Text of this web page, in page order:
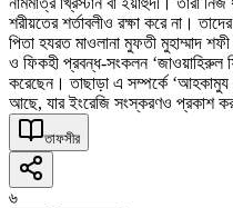
শরীয়তের শর্তাবলীও রক্ষা করে না।
পিতা হযরত মাওলানা মুফতী মুহাম্মাদ
ও ফিকহী প্রবন্ধ-সংকলন ‘জাওয়াহিরুল
করেছেন। তাছাড়া এ সম্পর্কে ‘আহকামুয
আছে, যার ইংরেজি সংস্করণও প্রকাশ
তাফসীর
৬